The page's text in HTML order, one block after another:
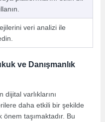
veri analizi ile
ve Danışmanlık
dijital varlıklarını
daha etkili bir şekilde
taşımaktadır. Bu